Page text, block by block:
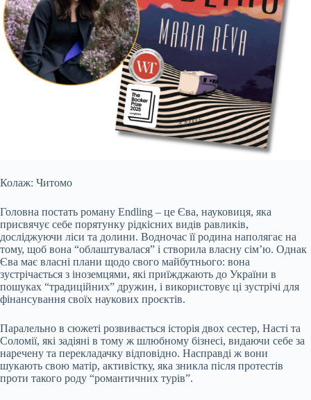
Колаж: Читомо
Головна постать роману Endling – це Єва, науковиця, яка
присвячує себе порятунку рідкісних видів равликів,
досліджуючи ліси та долини. Водночас її родина наполягає на
тому, щоб вона “облаштувалася” і створила власну сім’ю. Однак
Єва має власні плани щодо свого майбутнього: вона
зустрічається з іноземцями, які приїжджають до України в
пошуках “традиційних” дружин, і використовує ці зустрічі для
фінансування своїх наукових проєктів.
Паралельно в сюжеті розвивається історія двох сестер, Насті та
Соломії, які задіяні в тому ж шлюбному бізнесі, видаючи себе за
наречену та перекладачку відповідно. Насправді ж вони
шукають свою матір, активістку, яка зникла після протестів
проти такого роду “романтичних турів”.